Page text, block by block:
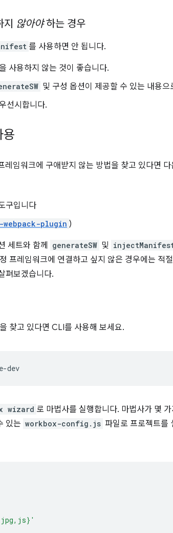
않아야하는 경우
를 사용하면 안 됩니다.
사용하지 않는 것이 좋습니다.
및 구성 옵션이 제공할 수 있는 내용
선시합니다.
임워크에 구애받지 않는 방법을 찾고 있다면
구입니다
webpack-plugin )
세트와 함께 generateSW 및
프레임워크에 연결하고 싶지 않은 경우에는 적
펴보겠습니다.
찾고 있다면 CLI를 사용해 보세요.
wizard 로 마법사를 실행합니다. 마법사가 몇
있는 workbox-config.js 파일로 프로젝트를